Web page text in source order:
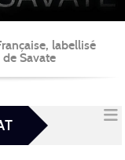
labellisé
Savate